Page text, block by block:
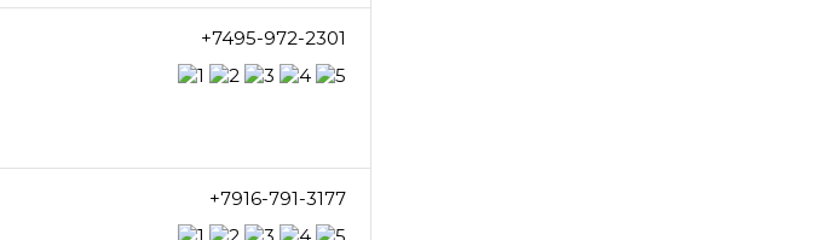
+7495-972-2301
+7916-791-3177